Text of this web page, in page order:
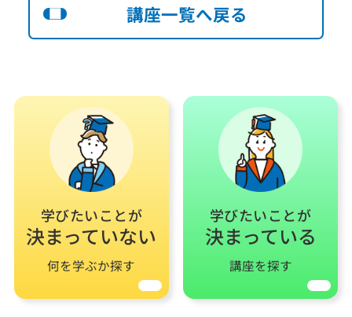
講座一覧へ戻る
学びたいことが
決まっていない
何を学ぶか探す
学びたいことが
決まっている
講座を探す